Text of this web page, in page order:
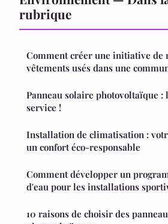
rubrique
Comment créer une initiative de
vêtements usés dans une
Panneau solaire photovoltaïque :
service !
Installation de climatisation :
un confort éco-responsable
Comment développer un
d'eau pour les installations
10 raisons de choisir des